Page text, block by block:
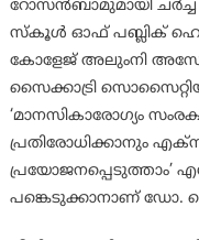
റോസന്‍ബാമുമായി
സ്‌കൂള്‍ ഓഫ് പബ്ലിക്
കോളേജ് അലുംനി
സൈക്കാട്രി
‘മാനസികാരോഗ്യം
പ്രതിരോധിക്കാനും
പ്രയോജനപ്പെടുത്താം’
പങ്കെടുക്കാനാണ്